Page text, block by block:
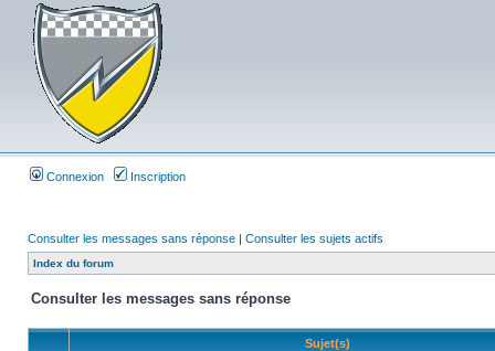
Connexion Inscription
Consulter les messages sans réponse | Consulter les sujets actifs
Index du forum
Consulter les messages sans réponse
Sujet(s)